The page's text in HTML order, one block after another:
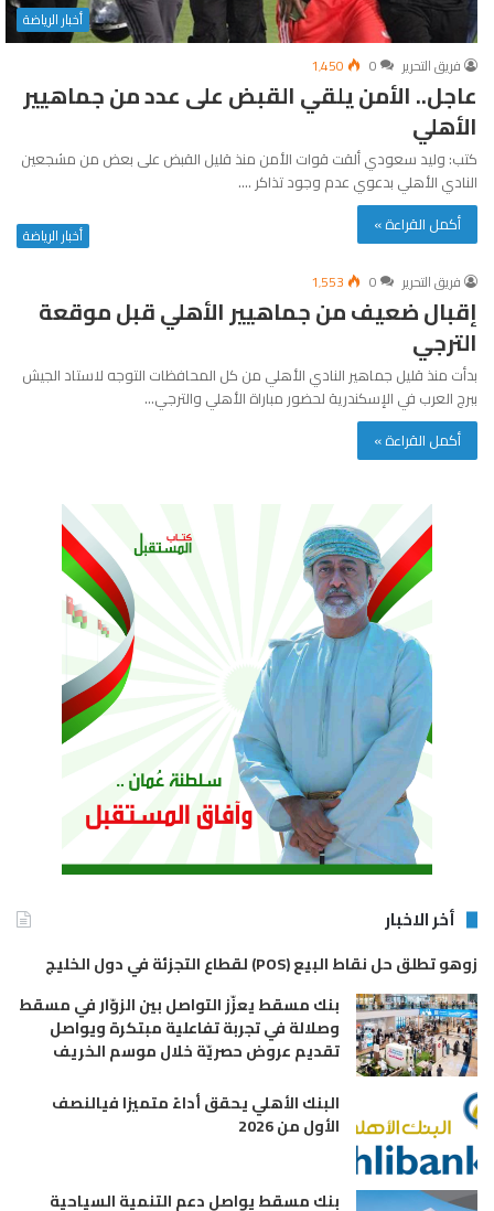
أخبار الرياضة
فريق التحرير
0 1٬450
عاجل.. الأمن يلقي القبض على عدد من جماهيير
الأهلي
كتب: وليد سعودي ألقت قوات الأمن منذ قليل القبض على بعض من مشجعين
النادي الأهلي بدعوي عدم وجود تذاكر .…
أكمل القراءة »
أخبار الرياضة
فريق التحرير
0 1٬553
إقبال ضعيف من جماهيير الأهلي قبل موقعة
الترجي
بدأت منذ قليل جماهير النادي الأهلي من كل المحافظات التوجه لاستاد الجيش
ببرج العرب في الإسكندرية لحضور مباراة الأهلي والترجي…
أكمل القراءة »
أخر الاخبار
زوهو تطلق حل نقاط البيع (POS) لقطاع التجزئة في دول الخليج
بنك مسقط يعزّز التواصل بين الزوّار في مسقط
وصلالة في تجربة تفاعلية مبتكرة ويواصل
تقديم عروض حصريّة خلال موسم الخريف
البنك الأهلي يحقق أداءً متميزا فيالنصف
الأول من 2026
بنك مسقط يواصل دعم التنمية السياحية